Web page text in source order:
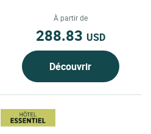
À partir de
288.83 USD
Découvrir